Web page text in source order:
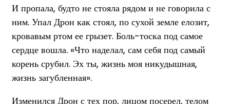
И пропала, будто не стояла рядом и не говорила с
ним. Упал Дрон как стоял, по сухой земле елозит,
кровавым ртом ее грызет. Боль-тоска под самое
сердце вошла. «Что наделал, сам себя под самый
корень срубил. Эх ты, жизнь моя никудышная,
жизнь загубленная».
Изменился Дрон с тех пор, лицом посерел, телом